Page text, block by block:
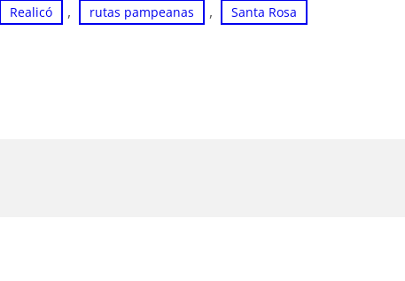
Realicó , rutas pampeanas , Santa Rosa